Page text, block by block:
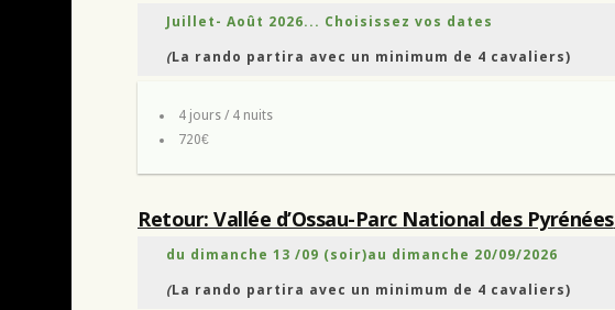
Juillet- Août 2026... Choisissez vos dates
(La rando partira avec un minimum de 4 cavaliers)
4 jours / 4 nuits
720€
Retour: Vallée d’Ossau-Parc National des Pyrénées
du dimanche 13 /09 (soir)au dimanche 20/09/2026
(La rando partira avec un minimum de 4 cavaliers)